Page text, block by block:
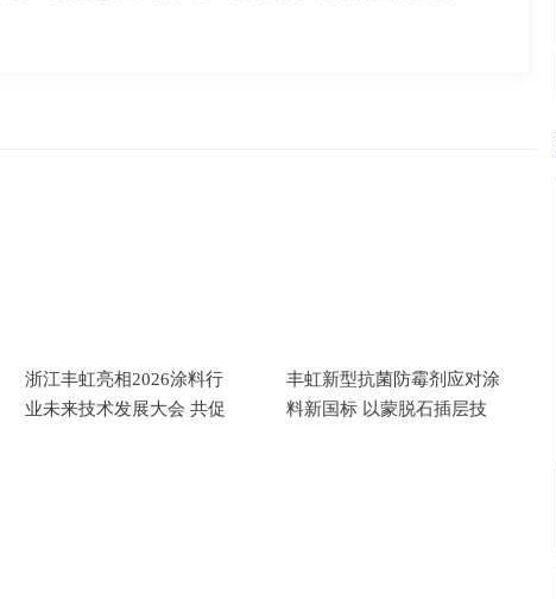
浙江丰虹亮相2026涂料行
业未来技术发展大会 共促
丰虹新型抗菌防霉剂应对涂
料新国标 以蒙脱石插层技